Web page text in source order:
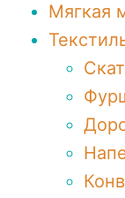
Мягкая